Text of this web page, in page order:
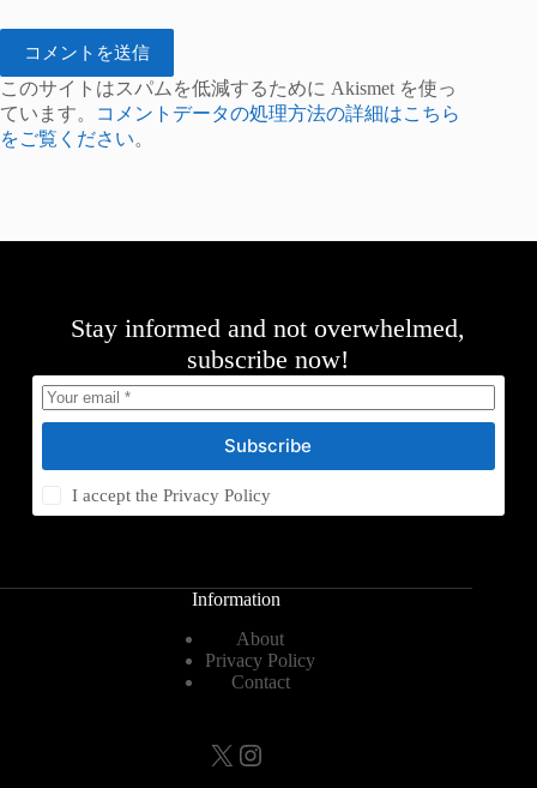
コメントを送信
このサイトはスパムを低減するために Akismet を使っ
ています。
コメントデータの処理方法の詳細はこちら
をご覧ください。
Stay informed and not overwhelmed,
subscribe now!
Subscribe
I accept thePrivacy Policy
Information
About
Privacy Policy
Contact
X Instagram